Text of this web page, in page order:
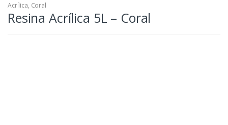
Acrílica, Coral
Resina Acrílica 5L – Coral